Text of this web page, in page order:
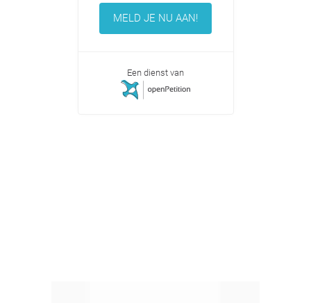
MELD JE NU AAN!
Een dienst van